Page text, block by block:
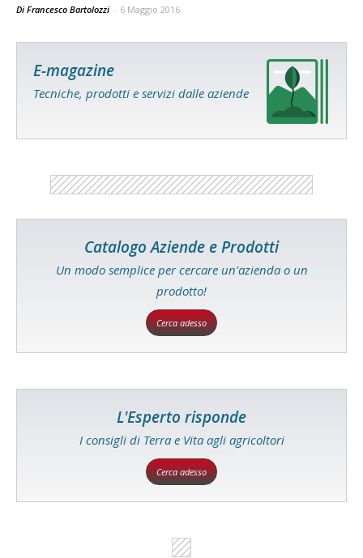
Di Francesco Bartolozzi - 6 Maggio 2016
E-magazine
Tecniche, prodotti e servizi dalle aziende
Catalogo Aziende e Prodotti
Un modo semplice per cercare un'azienda o un
prodotto!
Cerca adesso
L'Esperto risponde
I consigli di Terra e Vita agli agricoltori
Cerca adesso